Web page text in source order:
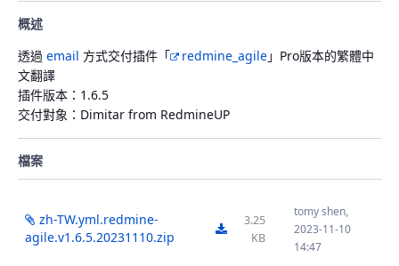
概述
透過 email 方式交付插件「 redmine_agile」Pro版本的繁體中
文翻譯
插件版本：1.6.5
交付對象：Dimitar from RedmineUP
檔案
zh-TW.yml.redmine-
agile.v1.6.5.20231110.zip
zh-TW.yml.redmine-agile.v1.6.5.20231110.zip
3.25
KB
tomy shen,
2023-11-10
14:47